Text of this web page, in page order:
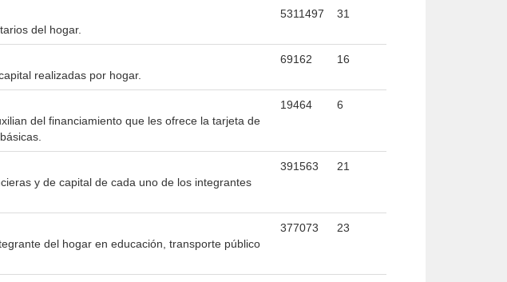
del hogar.
5311497 31
realizadas por hogar.
69162 16
del financiamiento que les ofrece la tarjeta de
19464 6
y de capital de cada uno de los integrantes
391563 21
del hogar en educación, transporte público
377073 23